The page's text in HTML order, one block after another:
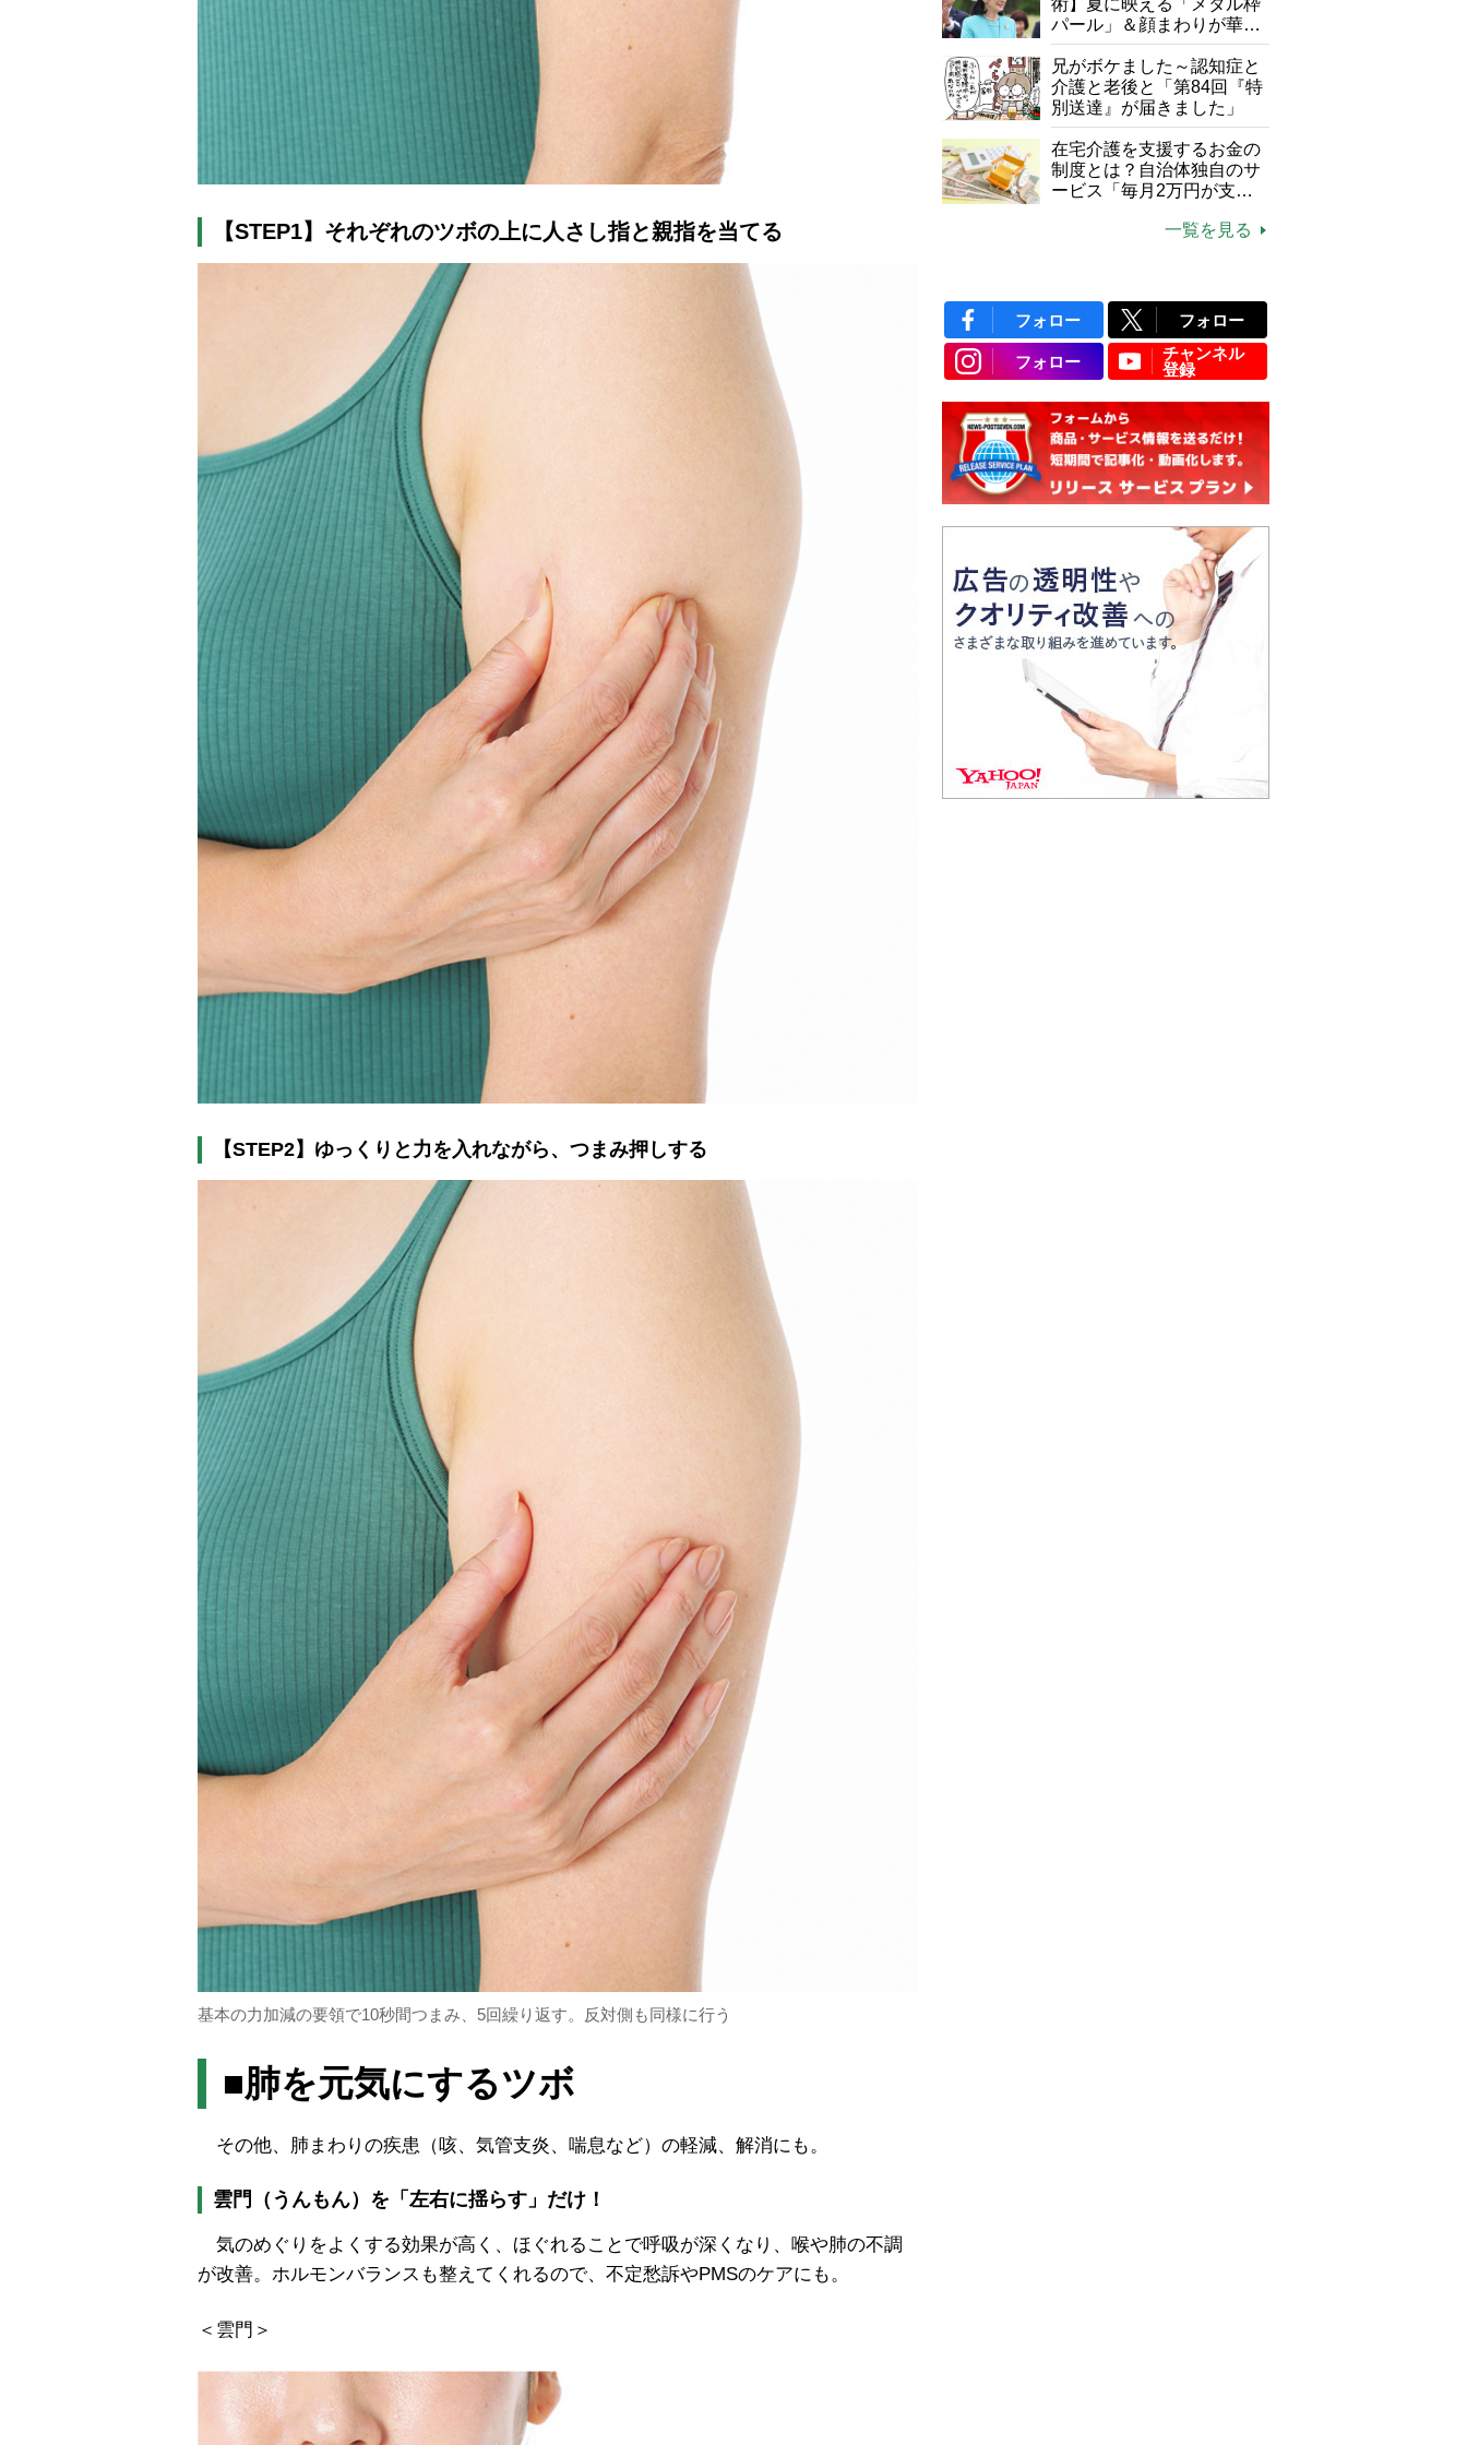
【STEP1】 それぞれのツボの上に人さし指と親指を当てる
【STEP2】ゆっくりと力を入れながら、つまみ押しする
基本の力加減の要領で10秒間つまみ、5回繰り返す。反対側も同様に行う
■肺を元気にするツボ
その他、肺まわりの疾患（咳、気管支炎、喘息など）の軽減、解消にも。
雲門（うんもん）を「左右に揺らす」だけ！
気のめぐりをよくする効果が高く、ほぐれることで呼吸が深くなり、喉や肺の不調
が改善。ホルモンバランスも整えてくれるので、不定愁訴やPMSのケアにも。
＜ 雲門＞
て現在は？
術】夏に映える「メタル枠
パール」＆顔まわりが華や
ぐ「揺れる一粒」の使い分
け方
兄がボケました～認知症と
介護と老後と「第84回『特
別送達』が届きました」
在宅介護を支援するお金の
制度とは？自治体独自のサ
ービス「毎月2万円が支給
一覧を見る
フォロー フォロー
フォロー
チャンネル
登録